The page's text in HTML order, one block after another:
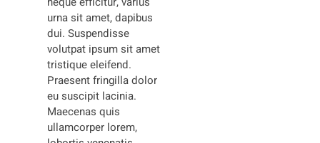
urna sit amet, dapibus
dui. Suspendisse
volutpat ipsum sit amet
tristique eleifend.
Praesent fringilla dolor
eu suscipit lacinia.
Maecenas quis
ullamcorper lorem,